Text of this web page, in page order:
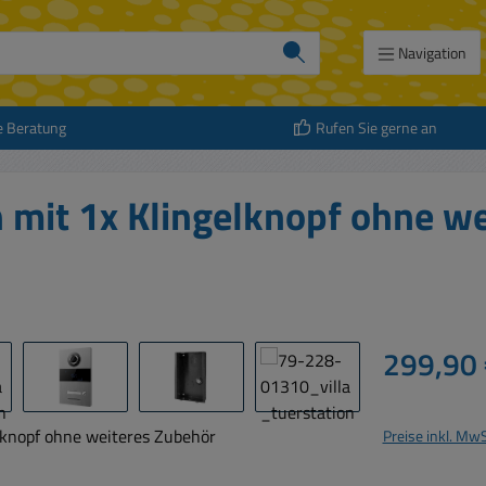
Navigation
Beratung Rufen Sie gerne an
1x Klingelknopf ohne
Regulärer
299,90
Preise inkl.